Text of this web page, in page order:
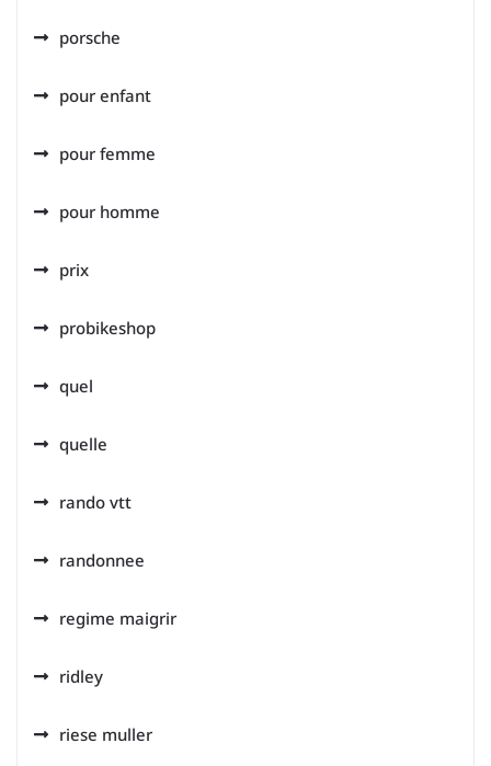
porsche
pour enfant
pour femme
pour homme
prix
probikeshop
quel
quelle
rando vtt
randonnee
regime maigrir
ridley
riese muller